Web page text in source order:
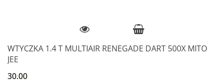
WTYCZKA 1.4 T MULTIAIR RENEGADE DART 500X MITO
JEE
30.00